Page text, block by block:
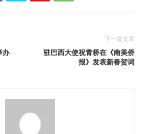
办
下一篇文章
驻巴西大使祝青桥在《南美侨
报》发表新春贺词